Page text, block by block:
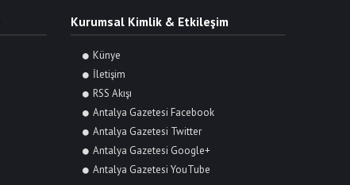
Kurumsal Kimlik & Etkileşim
Künye
İletişim
RSS Akışı
Antalya Gazetesi Facebook
Antalya Gazetesi Twitter
Antalya Gazetesi Google+
Antalya Gazetesi YouTube